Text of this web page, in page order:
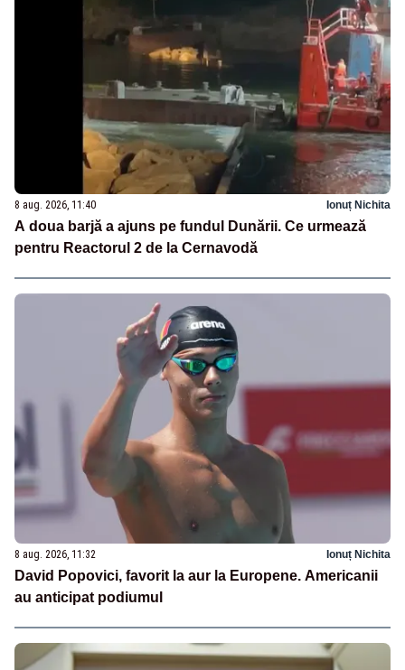
8 aug. 2026, 11:40 Ionuț Nichita
A doua barjă a ajuns pe fundul Dunării. Ce urmează
pentru Reactorul 2 de la Cernavodă
8 aug. 2026, 11:32 Ionuț Nichita
David Popovici, favorit la aur la Europene. Americanii
au anticipat podiumul